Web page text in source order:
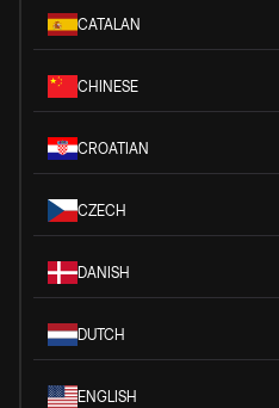
CATALAN
CHINESE
CROATIAN
CZECH
DANISH
DUTCH
ENGLISH